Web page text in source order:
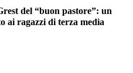
del “buon pastore”: un
ai ragazzi di terza media